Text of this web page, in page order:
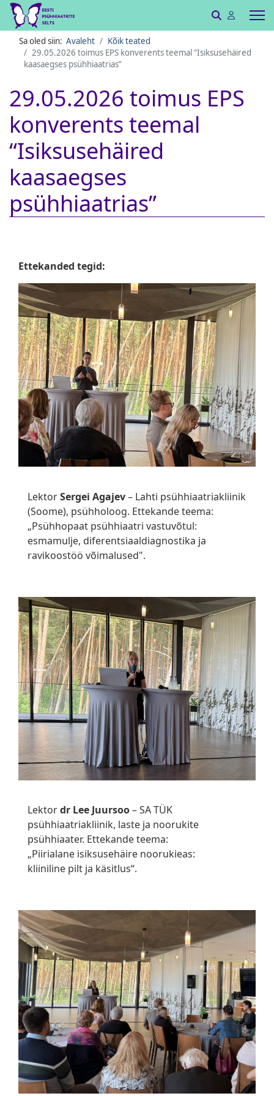
Sa oled siin: Avaleht
Kõik teated
29.05.2026 toimus EPS konverents teemal “Isiksusehäired
kaasaegses psühhiaatrias”
29.05.2026 toimus EPS
konverents teemal
“Isiksusehäired
kaasaegses
psühhiaatrias”
Ettekanded tegid:
LektorSergei Agajev– Lahti psühhiaatriakliinik
(Soome), psühholoog. Ettekande teema:
„Psühhopaat psühhiaatri vastuvõtul:
esmamulje, diferentsiaaldiagnostika ja
ravikoostöö võimalused".
Lektordr Lee Juursoo– SA TÜK
psühhiaatriakliinik, laste ja noorukite
psühhiaater. Ettekande teema:
„Piirialane isiksusehäire noorukieas:
kliiniline pilt ja käsitlus“.